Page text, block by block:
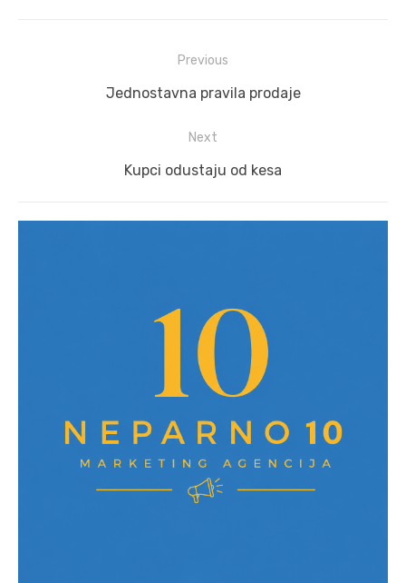
navigation
Previous
Previous
Jednostavna pravila prodaje
Next
Next
Kupci odustaju od kesa